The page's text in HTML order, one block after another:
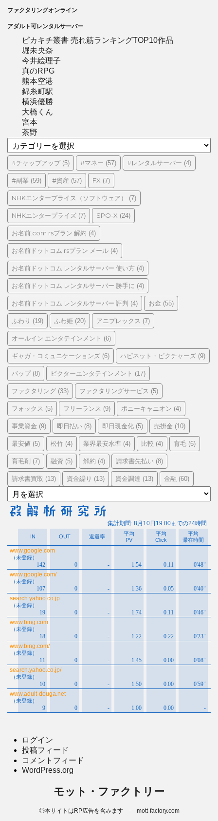
ファクタリングオンライン
アダルト可レンタルサーバー
ピカキチ叢書 売れ筋ランキングTOP10作品
堀未央奈
今井絵理子
真のRPG
熊本空港
錦糸町駅
横浜優勝
大橋くん
宮本
茶野
テ
ゴ
リ
ー
#チャップアップ(5) #マネー (57) #レンタルサーバー (4)
#副業 (59) #資産 (57) FX (7)
NHKエンタープライス（ソフトウェア） (7)
NHKエンタープライズ (7) SPO-X (24)
お名前.com rsプラン 解約 (4)
お名前ドットコム rsプラン メール (4)
お名前ドットコム レンタルサーバー 使い方 (4)
お名前ドットコム レンタルサーバー 勝手に (4)
お名前ドットコム レンタルサーバー 評判 (4) お金 (55)
ふわり (19) ふわ姫 (20) アニプレックス (7)
オールイン エンタテインメント (6)
ギャガ・コミュニケーションズ (6) ハピネット・ピクチャーズ (9)
バップ(8) ビクターエンタテインメント (17)
ファクタリング (33) ファクタリングサービス (5)
フォックス (5) フリーランス (9) ポニーキャニオン (4)
事業資金 (9) 即日払い (8) 即日現金化 (5) 売掛金 (10)
最安値 (5) 松竹 (4) 業界最安水準 (4) 比較 (4) 育毛 (6)
育毛剤 (7) 融資 (5) 解約 (4) 請求書先払い (8)
請求書買取 (13) 資金繰り (13) 資金調達 (13) 金融 (60)
ア
ー
カ
ログイン
投稿フィード
コメントフィード
WordPress.org
モット・ファクトリー
◎本サイトはRP広告を含みます - mott-factory.com